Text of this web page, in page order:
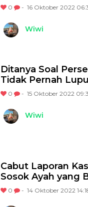
0 - 16 Oktober 2022
Wiwi
Ditanya Soal
Tidak Pernah
0 - 15 Oktober 2022
Wiwi
Cabut Laporan
Sosok Ayah yang
0 - 14 Oktober 2022